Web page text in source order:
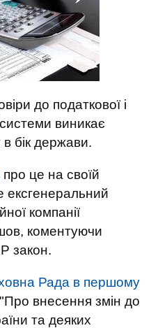
до податкової і
виникає
бік держави.
про це на своїй
ексгенеральний
компанії
коментуючи
закон.
Рада в першому
"Про внесення змін до
та деяких